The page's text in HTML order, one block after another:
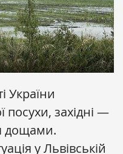
України
посухи, західні —
дощами.
у Львівській